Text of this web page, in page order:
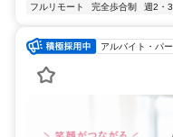
フルリモート 完全歩合制 週2・
アルバイト・パー